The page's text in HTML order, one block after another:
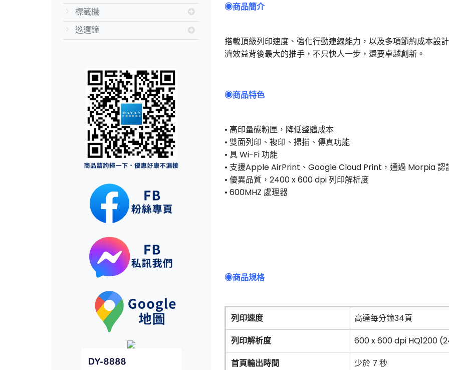
標籤機
巡邏鐘
◉商品簡介
搭載頂級列印速度、強化行動連線能力，以及多項節約成本
濟效益背後最大的推手，不只快人一步，還要卓越創新。
◉商品特色
• 高印量碳粉匣，降低整體成本
• 雙面列印、複印、掃描、傳真功能
• 具 Wi-Fi 功能
• 支援Apple AirPrint、Google Cloud Print，通過 Morpia 認
• 優異品質，2400 x 600 dpi 列印解析度
• 600MHZ 處理器
◉商品規格
列印速度
高達每分鐘34頁
列印解析度
600 x 600 dpi HQ1200
首頁輸出時間
少於 7 秒